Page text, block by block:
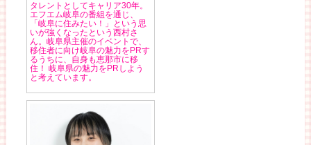
タレントとしてキャリア30年。
エフエム岐阜の番組を通じ、
「岐阜に住みたい！」という思
いが強くなったという西村さ
ん。岐阜県主催のイベントで、
移住者に向け岐阜の魅力をPRす
るうちに、自身も恵那市に移
住！ 岐阜県の魅力をPRしよう
と考えています。